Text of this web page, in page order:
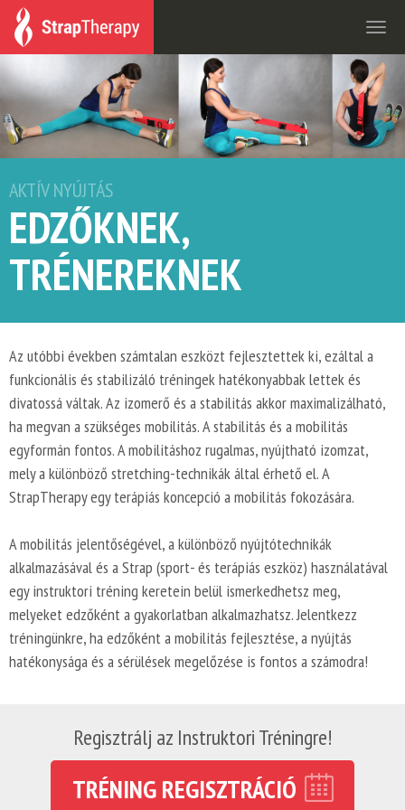
AKTÍV NYÚJTÁS
EDZŐKNEK,
TRÉNEREKNEK
Az utóbbi években számtalan eszközt fejlesztettek ki, ezáltal a
funkcionális és stabilizáló tréningek hatékonyabbak lettek és
divatossá váltak. Az izomerő és a stabilitás akkor maximalizálható,
ha megvan a szükséges mobilitás. A stabilitás és a mobilitás
egyformán fontos. A mobilitáshoz rugalmas, nyújtható izomzat,
mely a különböző stretching-technikák által érhető el. A
StrapTherapy egy terápiás koncepció a mobilitás fokozására.
A mobilitás jelentőségével, a különböző nyújtótechnikák
alkalmazásával és a Strap (sport- és terápiás eszköz) használatával
egy instruktori tréning keretein belül ismerkedhetsz meg,
melyeket edzőként a gyakorlatban alkalmazhatsz. Jelentkezz
tréningünkre, ha edzőként a mobilitás fejlesztése, a nyújtás
hatékonysága és a sérülések megelőzése is fontos a számodra!
Regisztrálj az Instruktori Tréningre!
TRÉNING REGISZTRÁCIÓ